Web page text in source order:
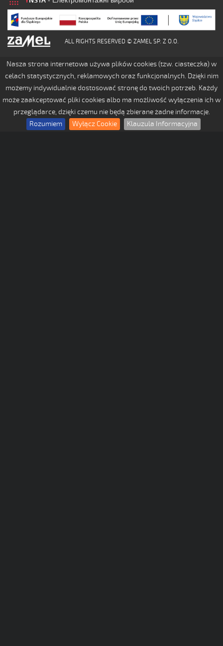
ALL RIGHTS RESERVED © ZAMEL SP. Z O.O.
Nasza strona internetowa używa plików cookies (tzw. ciasteczka) w
celach statystycznych, reklamowych oraz funkcjonalnych. Dzięki nim
możemy indywidualnie dostosować stronę do twoich potrzeb. Każdy
może zaakceptować pliki cookies albo ma możliwość wyłączenia ich w
przeglądarce, dzięki czemu nie będą zbierane żadne informacje.
Rozumiem
Wyłącz Cookie Klauzula Informacyjna